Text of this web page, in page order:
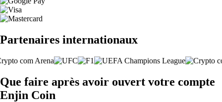
Partenaires internationaux
Que faire après avoir ouvert votre compte
Enjin Coin